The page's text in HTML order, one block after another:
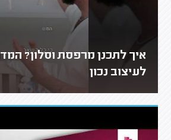
איך לתכנן מרפסת וסלון?
לעיצוב נכון